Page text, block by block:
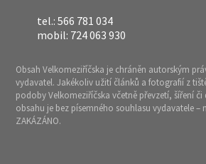
tel.: 566 781 034
mobil: 724 063 930
Obsah Velkomeziříčska je chráněn autorským
vydavatel. Jakékoliv užití článků a fotografií z
podoby Velkomeziříčska včetně převzetí, šíření
obsahu je bez písemného souhlasu vydavatele –
ZAKÁZÁNO.